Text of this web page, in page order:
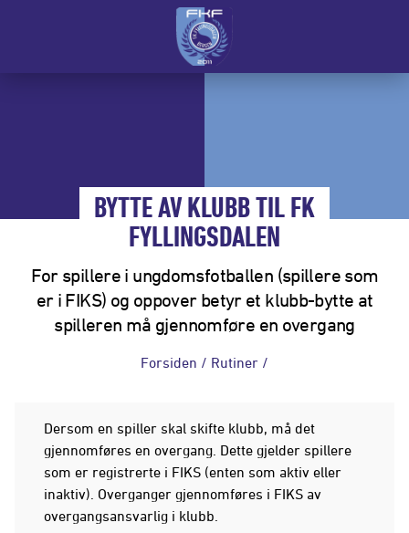
BYTTE AV KLUBB TIL FK
FYLLINGSDALEN
For spillere i ungdomsfotballen (spillere som
er i FIKS) og oppover betyr et klubb-bytte at
spilleren må gjennomføre en overgang
Forsiden / Rutiner /
Dersom en spiller skal skifte klubb, må det
gjennomføres en overgang. Dette gjelder spillere
som er registrerte i FIKS (enten som aktiv eller
inaktiv). Overganger gjennomføres i FIKS av
overgangsansvarlig i klubb.